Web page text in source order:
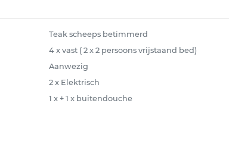
Teak scheeps betimmerd
4 x vast ( 2 x 2 persoons vrijstaand bed)
Aanwezig
2 x Elektrisch
1 x + 1 x buitendouche